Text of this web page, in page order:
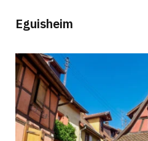
Eguisheim